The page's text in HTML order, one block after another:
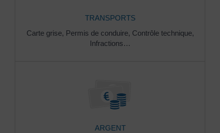
TRANSPORTS
Carte grise, Permis de conduire, Contrôle technique,
Infractions…
ARGENT